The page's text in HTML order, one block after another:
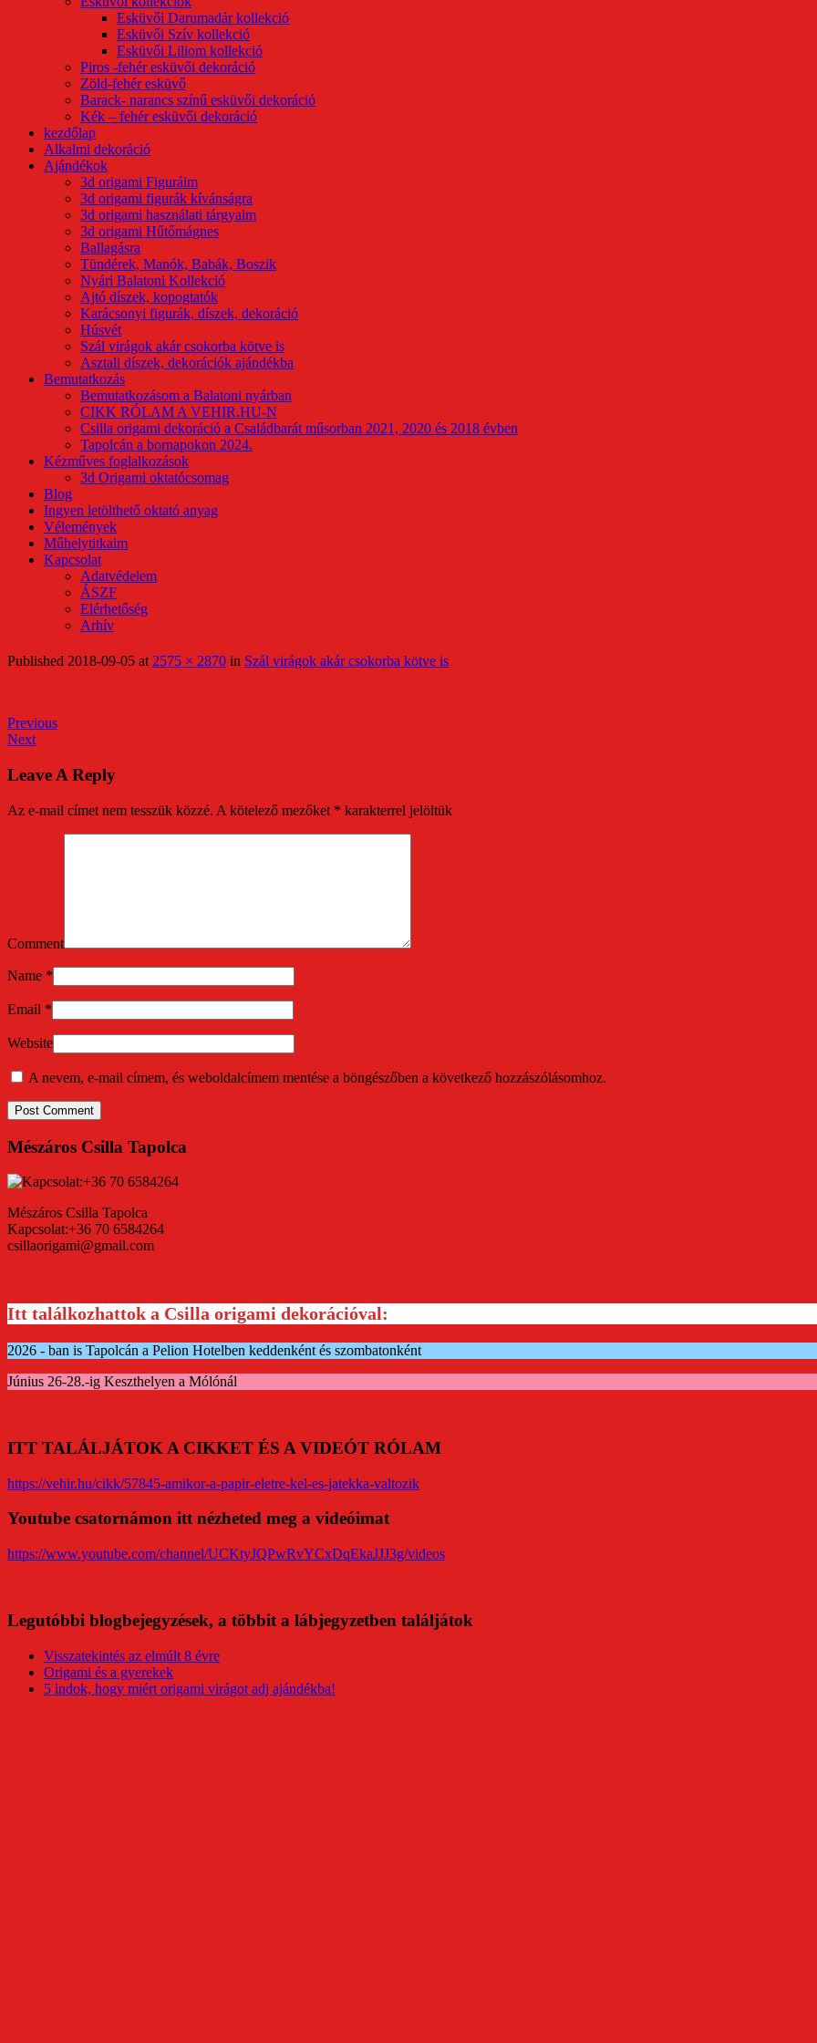
Esküvői Darumadár kollekció
Esküvői Szív kollekció
Esküvői Liliom kollekció
Piros -fehér esküvői dekoráció
Zöld-fehér esküvő
Barack- narancs színű esküvői dekoráció
Kék – fehér esküvői dekoráció
kezdőlap
Alkalmi dekoráció
Ajándékok
3d origami Figuráim
3d origami figurák kívánságra
3d origami használati tárgyaim
3d origami Hűtőmágnes
Ballagásra
Tündérek, Manók, Babák, Boszik
Nyári Balatoni Kollekció
Ajtó díszek, kopogtatók
Karácsonyi figurák, díszek, dekoráció
Húsvét
Szál virágok akár csokorba kötve is
Asztali díszek, dekorációk ajándékba
Bemutatkozás
Bemutatkozásom a Balatoni nyárban
CIKK RÓLAM A VEHIR.HU-N
Csilla origami dekoráció a Családbarát műsorban 2021, 2020 és 2018 évben
Tapolcán a bornapokon 2024.
Kézműves foglalkozások
3d Origami oktatócsomag
Blog
Ingyen letölthető oktató anyag
Vélemények
Műhelytitkaim
Kapcsolat
Adatvédelem
ÁSZF
Elérhetőség
Arhív
Published 2018-09-05 at2575 × 2870 in Szál virágok akár csokorba kötve is
Previous
Next
Leave A Reply
Az e-mail címet nem tesszük közzé. A kötelező mezőket * karakterrel jelöltük
Comment
Name *
Email *
Website
A nevem, e-mail címem, és weboldalcímem mentése a böngészőben a következő hozzászólásomhoz.
Mészáros Csilla Tapolca
Mészáros Csilla Tapolca
Kapcsolat:+36 70 6584264
csillaorigami@gmail.com
Itt találkozhattok a Csilla origami dekorációval:
2026 - ban is Tapolcán a Pelion Hotelben keddenként és szombatonként
Június 26-28.-ig Keszthelyen a Mólónál
ITT TALÁLJÁTOK A CIKKET ÉS A VIDEÓT RÓLAM
https://vehir.hu/cikk/57845-amikor-a-papir-eletre-kel-es-jatekka-valtozik
Youtube csatornámon itt nézheted meg a videóimat
https://www.youtube.com/channel/UCKtyJQPwRvYCxDqEkaJJJ3g/videos
Legutóbbi blogbejegyzések, a többit a lábjegyzetben találjátok
Visszatekintés az elmúlt 8 évre
Origami és a gyerekek
5 indok, hogy miért origami virágot adj ajándékba!